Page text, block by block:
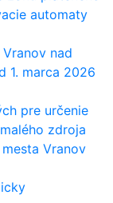
automaty
nad
1. marca 2026
pre určenie
zdroja
Vranov